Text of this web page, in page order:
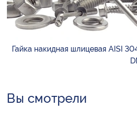
Гайка накидная шлицевая AISI
Вы смотрели